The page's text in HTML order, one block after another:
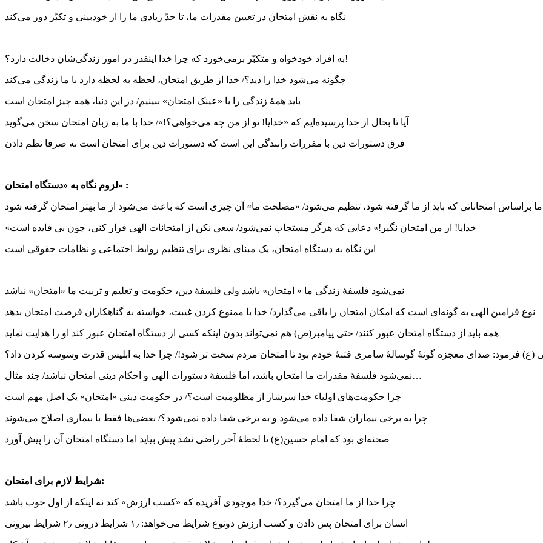
نگاه به نقش امتحان در تعیین مقدرات ما، تا حدّ زیادی ما را از خودبینی و تکبّر دور می‌کند
به افراد خودخواه و متکبّر برمی‌خورد که چرا خدا اینقدر در امور زندگی‌شان دخالت دارد؟!
چگونه می‌شود خدا را دید؟/ خدا از طریق امتحان، لحظه به لحظه دارد با ما زندگی می‌کند
باید همۀ زندگی را با «عینک امتحان» ببینیم/ در این دنیا، همه چیز امتحان است
آیا تا بحال از خدا پرسیده‌ایم که «خدایا! تو از من چه می‌خواهی؟!»/ خدا با ما به زبان امتحان سخن می‌گوید
فرق دستورات دین با مقررات رانندگی این است که دستورات دین برای امتحان است نه صرفا نظم دادن
لزوم نگاه به «دستگاه امتحان» :
براساس امتحاناتی که باید از ما گرفته شود، تنظیم می‌شود/ «مصلحت ما» آن چیزی است که باعث می‌شود از ما بهتر امتحان گرفته شود
«خدایا! از من امتحان نگیر!» دعایی که هرگز مستجاب نمی‌شود/ سعی نکن از امتحانات الهی فرار کنی، چون بی فایده است
این نگاه به دستگاه امتحان، یک مبنای نظری برای تنظیم روابط اجتماعی و نظامات حقوقی است
نمی‌شود فلسفۀ زندگی ما « امتحان» باشد ولی فلسفۀ دین، حکومت و تعلیم و تربیت ما «امتحان» نباشد
نوع فرامین الهی به گونه‌ای است که امکان امتحان را باقی می‌گذارد/ خدا با ممنوع کردن غیبت، خواسته به گناهکاران فرصت امتحان بدهد
همه باید از دستگاه امتحان عبور کنند/ حتی پیامبر(ص) هم نمی‌تواند بدون اینکه کسی از دستگاه امتحان عبور کند او را هدایت نماید
(ع) فرمود: صدای معجزه گونۀ گوسالۀ سامری فتنۀ خودم بود تا امتحان مردم سخت تر شود!/ چرا خدا به ابلیس قدرت وسوسه کردن داد؟
نمی‌شود فلسفۀ مقدرات ما امتحان باشد، اما فلسفۀ دستورات الهی و احکام دینی امتحان نباشد/ چند مثال…
چرا حکومت‌های اولیاء خدا سرشار از مظلومیت است؟/ در حکومت دینی «امتحان» یک اصل مهم است
چرا به برخی بیماران شفا داده می‌شود و به برخی شفا داده نمی‌شود؟/ بعضی‌ها فقط با بیماری اصلاح می‌شوند
صحنه‌ای بود که امام حسین(ع) تا لحظۀ آخر راضی نشد پیش بیاید اما دستگاه امتحان آن را پیش آورد
شرایط لازم برای امتحان:
چرا خدا از ما امتحان می‌گیرد؟/ خدا موجودی آفریده که «کسب ارزش» کند نه اینکه از اول خوب باشد
انسان برای امتحان پس دادن و کسب ارزش دونوع شرایط می‌خواهد: ۱٫ شرایط درونی ۲٫ شرایط بیرونی